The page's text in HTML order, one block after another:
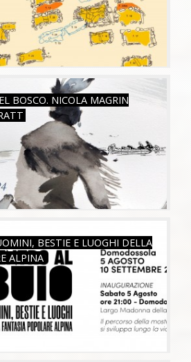
BOSCO. NICOLA MAGRIN
SAB, 16/11/2024
BESTIE E LUOGHI DELLA
ALPINA